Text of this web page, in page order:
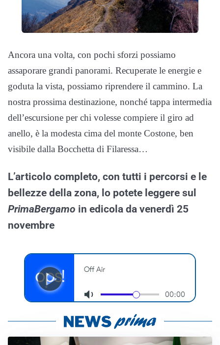
Ancora una volta, con pochi sforzi possiamo
assaporare grandi panorami. Recuperate le energie e
goduta la vista, possiamo riprendere il cammino. La
nostra prossima destinazione, nonché tappa intermedia
dell’escursione per chi volesse compiere il giro ad
anello, è la modesta cima del monte Costone, ben
visibile dalla Bocchetta di Filaressa…
L’articolo completo, con tutti i percorsi e le
bellezze della zona, lo potete leggere sul
PrimaBergamo in edicola da venerdì 25
novembre